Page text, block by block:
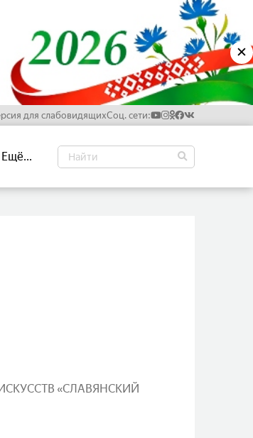
✕
для слабовидящихСоц. сети:
Ещё...
«СЛАВЯНСКИЙ